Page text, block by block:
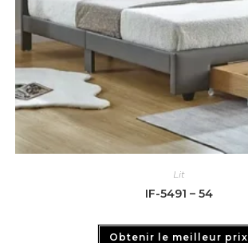
Lit
IF-5491 – 54
Obtenir le meilleur prix